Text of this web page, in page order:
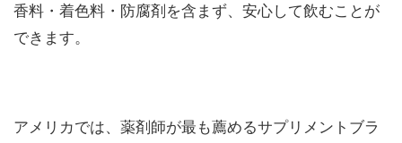
香料・着色料・防腐剤を含まず、安心して飲むことが
できます。
アメリカでは、薬剤師が最も薦めるサプリメントブラ